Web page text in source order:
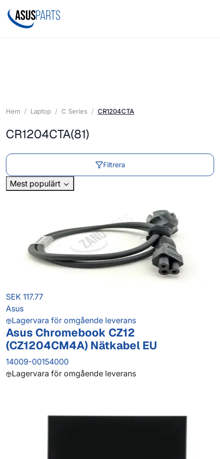
Hem Laptop C Series CR1204CTA
CR1204CTA(81)
Filtrera
Mest populärt
SEK 117.77
Asus
Lagervara för omgående leverans
Asus Chromebook CZ12
(CZ1204CM4A) Nätkabel EU
14009-00154000
Lagervara för omgående leverans